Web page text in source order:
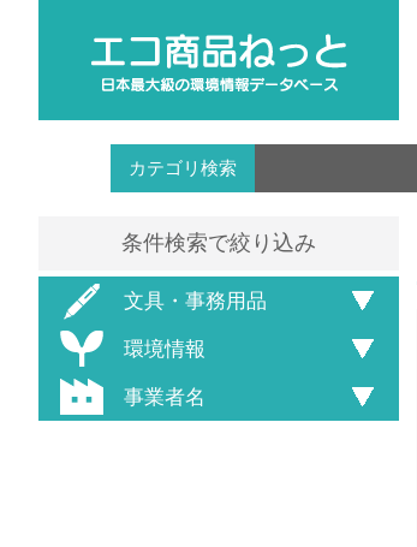
カテゴリ検索
条件検索で絞り込み
文具・事務用品
環境情報
事業者名